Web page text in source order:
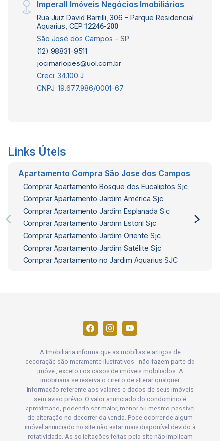
Imperall Imóveis Negócios Imobiliários
Rua Juiz David Barrilli, 306 - Parque Residencial
Aquarius, CEP:12246-200
São José dos Campos - SP
(12) 98831-9511
jocimarlopes@uol.com.br
Creci: 34.100 J
CNPJ: 19.677.986/0001-67
Links Úteis
Apartamento Compra São José dos Campos
Comprar Apartamento Bosque dos Eucaliptos Sjc
Comprar Apartamento Jardim América Sjc
Comprar Apartamento Jardim Esplanada Sjc
Comprar Apartamento Jardim Estoril Sjc
Comprar Apartamento Jardim Oriente Sjc
Comprar Apartamento Jardim Satélite Sjc
Comprar Apartamento no Jardim Aquarius SJC
A Imobiliária informa que as mobílias e artigos de
decoração são meramente ilustrativos - não fazem parte do
imóvel, exceto nos casos de imóveis mobiliados. A
imobiliária se reserva o direito de alterar qualquer
informação referente aos valores e dados de seus imóveis
sem aviso prévio. O valor anunciado do condomínio é
aproximado, podendo ser maior, menor ou mesmo passível
de alteração no decorrer da venda. Pode ocorrer de algum
imóvel anunciado no site não estar mais disponível devido à
rotatividade. As solicitações feitas pelo site não implicam